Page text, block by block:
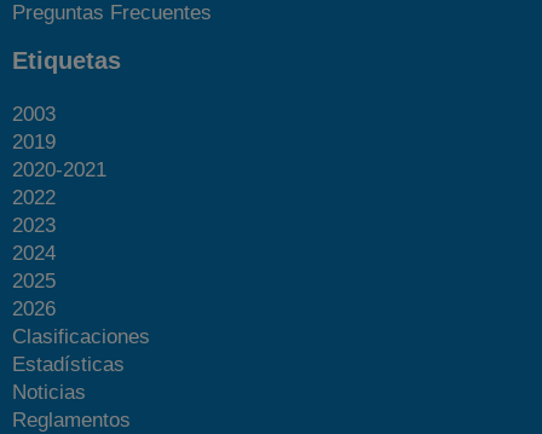
Más fotos
Preguntas Frecuentes
Etiquetas
2003
2019
2020-2021
2022
2023
2024
2025
2026
Clasificaciones
Estadísticas
Noticias
Reglamentos